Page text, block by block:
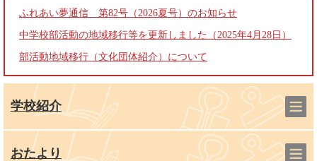
ふれあい夢通信 第82号（2026夏号）のお知らせ
中学校部活動の地域移行等を更新しました（2025年4月28日）
部活動地域移行（文化団体紹介）について
学校紹介
おたより